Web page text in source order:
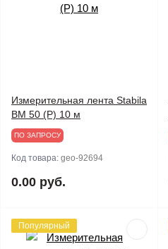
Измерительная лента Stabila
BM 50 (P) 10 м
ПО ЗАПРОСУ
Код товара: geo-92694
0.00 руб.
Популярный